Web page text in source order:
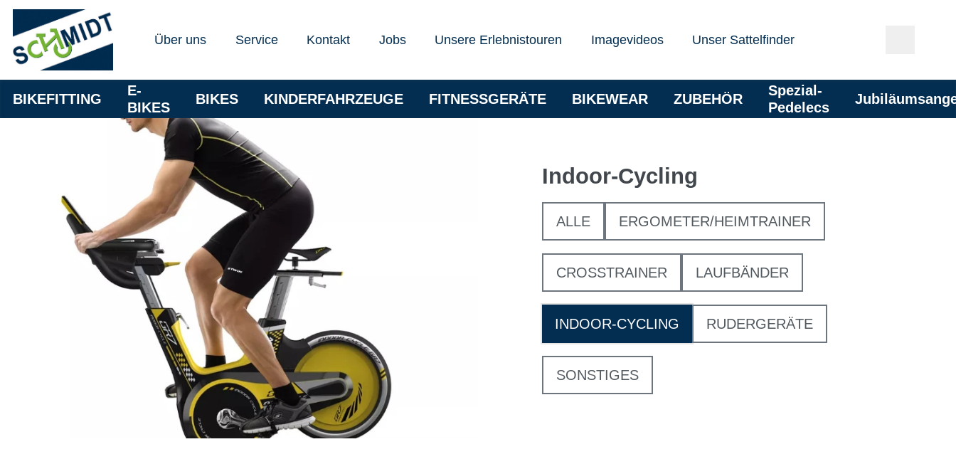
Über uns Service Kontakt Jobs Unsere Erlebnistouren Imagevideos Unser Sattelfinder
BIKEFITTING
E-
BIKES
BIKES KINDERFAHRZEUGE FITNESSGERÄTE BIKEWEAR ZUBEHÖR
Spezial-
Pedelecs
Indoor-Cycling
ALLE ERGOMETER/HEIMTRAINER
CROSSTRAINER LAUFBÄNDER
INDOOR-CYCLING RUDERGERÄTE
SONSTIGES